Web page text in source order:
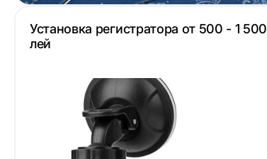
Установка регистратора от 500 - 1 500
лей